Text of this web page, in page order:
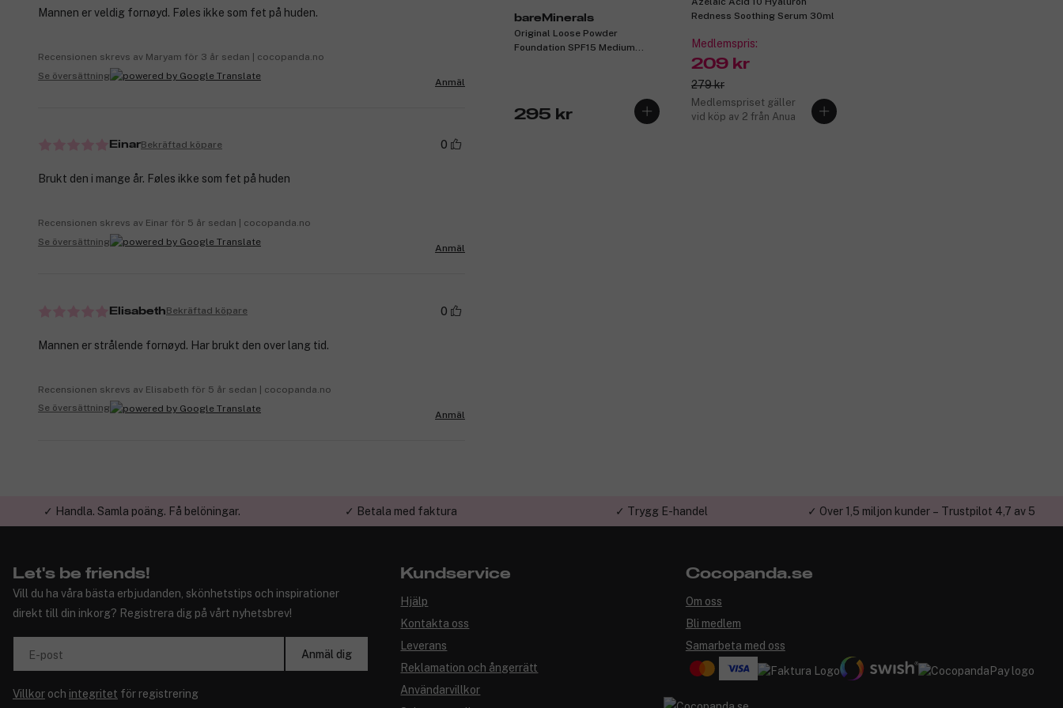
bareMinerals
Original Loose Powder
Foundation SPF15 Medium
295 kr
Redness Soothing Serum 30ml
Medlemspris:
209 kr
279 kr
Medlemspriset gäller
vid köp av 2 från Anua
Mannen er veldig fornøyd. Føles ikke som fet på huden.
Recensionen skrevs av Maryam för 3 år sedan | cocopanda.no
Se översättning
Anmäl
EinarBekräftad köpare 0
Brukt den i mange år. Føles ikke som fet på huden
Recensionen skrevs av Einar för 5 år sedan | cocopanda.no
Se översättning
Anmäl
ElisabethBekräftad köpare 0
Mannen er strålende fornøyd. Har brukt den over lang tid.
Recensionen skrevs av Elisabeth för 5 år sedan | cocopanda.no
Se översättning
Anmäl
✓ Handla. Samla poäng. Få belöningar. ✓ Betala med faktura ✓ Trygg E-handel ✓ Över 1,5 miljon kunder – Trustpilot 4,7 av 5
Let's be friends!
Vill du ha våra bästa erbjudanden, skönhetstips och inspirationer
direkt till din inkorg? Registrera dig på vårt nyhetsbrev!
E-post Anmäl dig
Villkor och integritet för registrering
Kundservice
Hjälp
Kontakta oss
Leverans
Reklamation och ångerrätt
Användarvillkor
Cocopanda.se
Om oss
Bli medlem
Samarbeta med oss